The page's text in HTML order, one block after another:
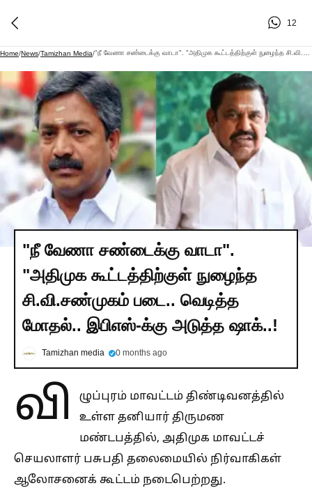
12
Home/News/Tamizhan Media/
"நீ வேணா சண்டைக்கு வாடா".
"அதிமுக கூட்டத்திற்குள் நுழைந்த
சி.வி.சண்முகம் படை.. வெடித்த
மோதல்.. இபிஎஸ்-க்கு அடுத்த ஷாக்..!
Tamizhan media 0 months ago
வி
ழுப்புரம் மாவட்டம் திண்டிவனத்தில்
உள்ள தனியார் திருமண
மண்டபத்தில், அதிமுக மாவட்டச்
செயலாளர் பசுபதி தலைமையில் நிர்வாகிகள்
ஆலோசனைக் கூட்டம் நடைபெற்றது.